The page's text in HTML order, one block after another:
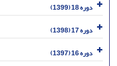
دوره 18 (1399)
دوره 17 (1398)
دوره 16 (1397)